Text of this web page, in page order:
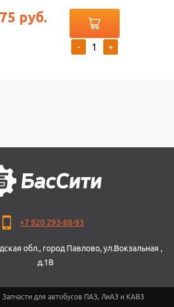
руб.
- +
+7 920 293-88-93
обл., город Павлово, ул.Вокзальная ,
д.1В
для автобусов ПАЗ, ЛиАЗ и КАВЗ